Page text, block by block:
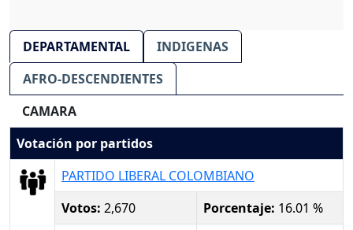
DEPARTAMENTAL
INDIGENAS
AFRO-DESCENDIENTES
CAMARA
Votación por partidos
PARTIDO LIBERAL COLOMBIANO
Votos: 2,670 Porcentaje: 16.01 %